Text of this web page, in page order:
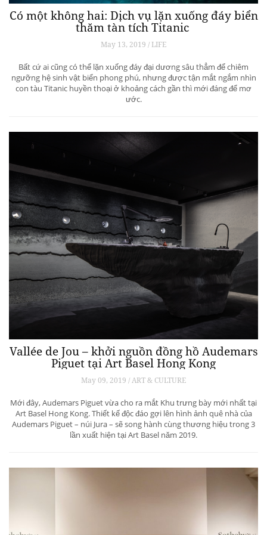
Có một không hai: Dịch vụ lặn xuống đáy biển
thăm tàn tích Titanic
May 13, 2019 / LIFE
Bất cứ ai cũng có thể lặn xuống đáy đại dương sâu thẳm để chiêm
ngưỡng hệ sinh vật biển phong phú, nhưng được tận mắt ngắm nhìn
con tàu Titanic huyền thoại ở khoảng cách gần thì mới đáng để mơ
ước.
Vallée de Jou – khởi nguồn đồng hồ Audemars
Piguet tại Art Basel Hong Kong
May 09, 2019 / ART & CULTURE
Mới đây, Audemars Piguet vừa cho ra mắt Khu trưng bày mới nhất tại
Art Basel Hong Kong. Thiết kế độc đáo gợi lên hình ảnh quê nhà của
Audemars Piguet – núi Jura – sẽ song hành cùng thương hiệu trong 3
lần xuất hiện tại Art Basel năm 2019.